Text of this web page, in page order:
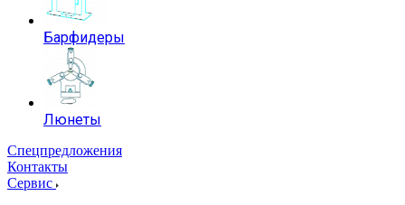
Барфидеры
Люнеты
Спецпредложения
Контакты
Сервис